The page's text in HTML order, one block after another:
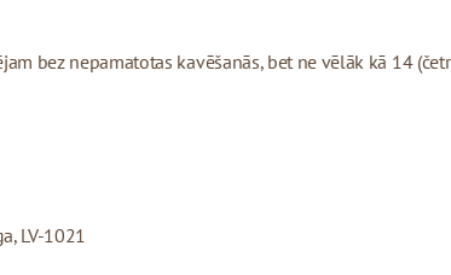
bez nepamatotas kavēšanās, bet ne vēlāk kā 14
LV-1021